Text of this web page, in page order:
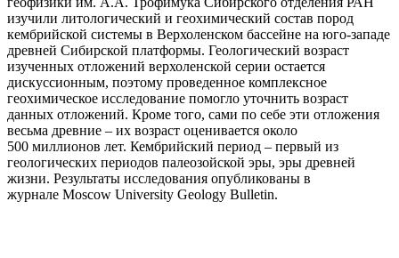
изучили литологический и геохимический состав пород
кембрийской системы в Верхоленском бассейне на юго-западе
древней Сибирской платформы. Геологический возраст
изученных отложений верхоленской серии остается
дискуссионным, поэтому проведенное комплексное
геохимическое исследование помогло уточнить возраст
данных отложений. Кроме того, сами по себе эти отложения
весьма древние – их возраст оценивается около
500 миллионов лет. Кембрийский период – первый из
геологических периодов палеозойской эры, эры древней
жизни. Результаты исследования опубликованы в
журнале Moscow University Geology Bulletin.